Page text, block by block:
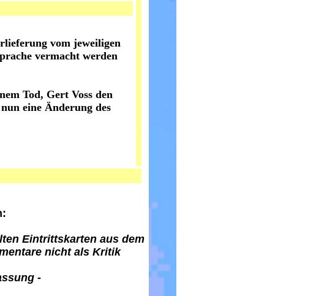
vom jeweiligen
vermacht werden
Tod, Gert Voss den
eine Änderung des
Eintrittskarten aus dem
nicht als Kritik
-